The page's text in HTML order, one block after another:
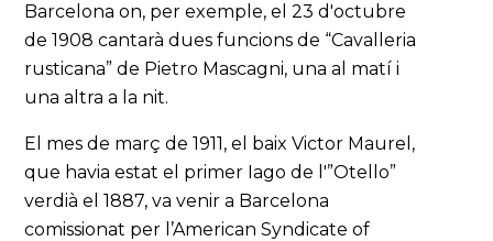
Barcelona on, per exemple, el 23 d'octubre
de 1908 cantarà dues funcions de “Cavalleria
rusticana” de Pietro Mascagni, una al matí i
una altra a la nit.
El mes de març de 1911, el baix Victor Maurel,
que havia estat el primer Iago de l'”Otello”
verdià el 1887, va venir a Barcelona
comissionat per l’American Syndicate of